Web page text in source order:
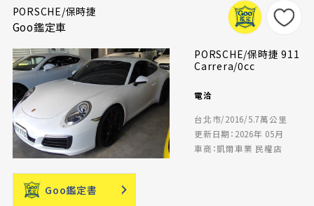
PORSCHE/保時捷
Goo鑑定車
PORSCHE/保時捷 911
Carrera/0cc
電洽
台北市/2016/5.7萬公里
更新日期：2026年 05月
車商：凱爾車業 民權店
Goo鑑定書